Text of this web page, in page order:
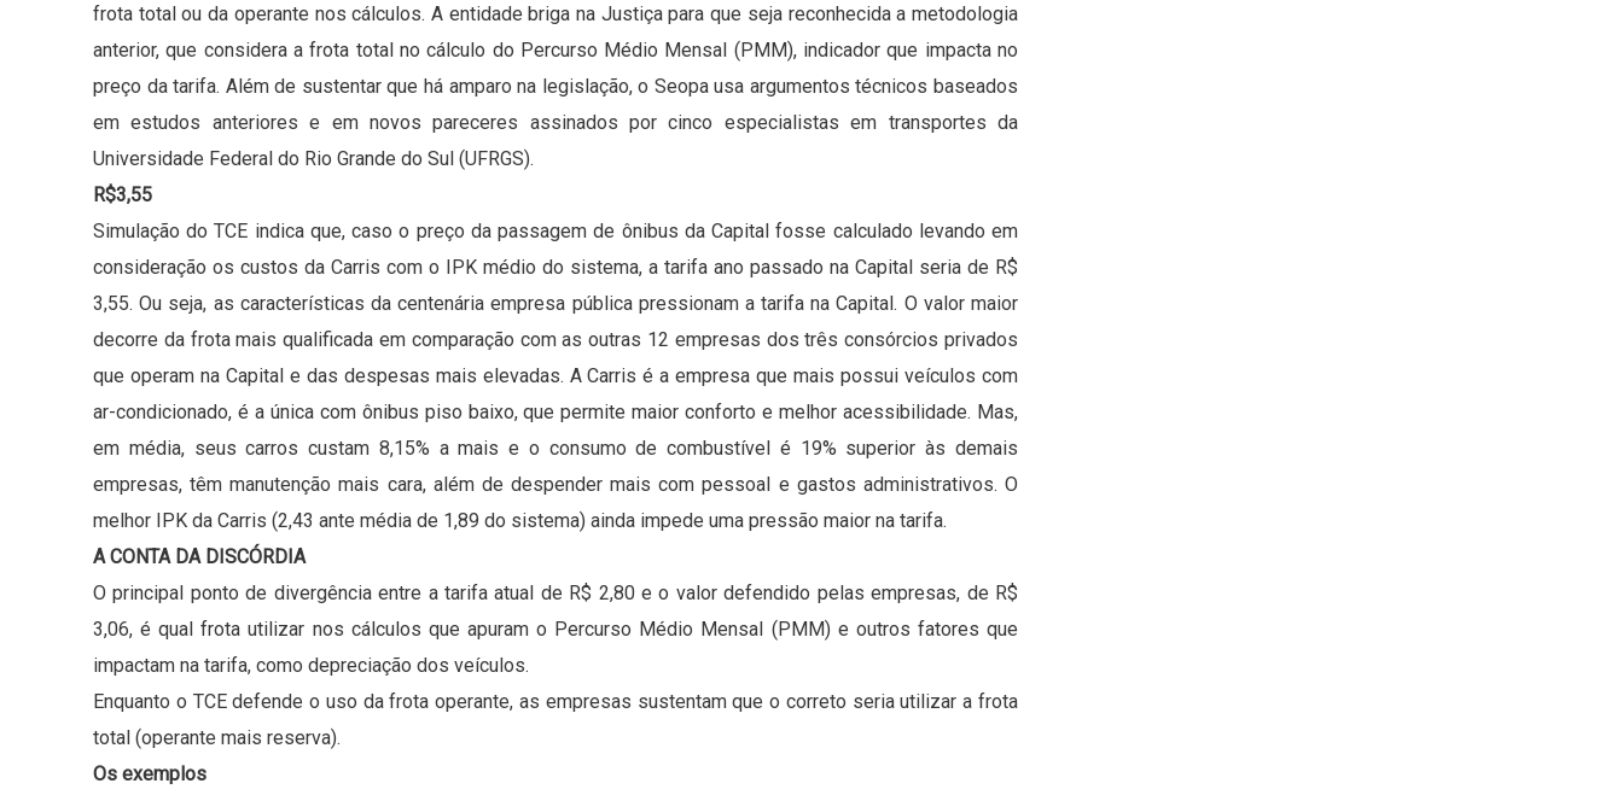
frota total ou da operante nos cálculos. A entidade briga na Justiça para que seja reconhecida a metodologia
anterior, que considera a frota total no cálculo do Percurso Médio Mensal (PMM), indicador que impacta no
preço da tarifa. Além de sustentar que há amparo na legislação, o Seopa usa argumentos técnicos baseados
em estudos anteriores e em novos pareceres assinados por cinco especialistas em transportes da
Universidade Federal do Rio Grande do Sul (UFRGS).
R$3,55
Simulação do TCE indica que, caso o preço da passagem de ônibus da Capital fosse calculado levando em
consideração os custos da Carris com o IPK médio do sistema, a tarifa ano passado na Capital seria de R$
3,55. Ou seja, as características da centenária empresa pública pressionam a tarifa na Capital. O valor maior
decorre da frota mais qualificada em comparação com as outras 12 empresas dos três consórcios privados
que operam na Capital e das despesas mais elevadas. A Carris é a empresa que mais possui veículos com
ar-condicionado, é a única com ônibus piso baixo, que permite maior conforto e melhor acessibilidade. Mas,
em média, seus carros custam 8,15% a mais e o consumo de combustível é 19% superior às demais
empresas, têm manutenção mais cara, além de despender mais com pessoal e gastos administrativos. O
melhor IPK da Carris (2,43 ante média de 1,89 do sistema) ainda impede uma pressão maior na tarifa.
A CONTA DA DISCÓRDIA
O principal ponto de divergência entre a tarifa atual de R$ 2,80 e o valor defendido pelas empresas, de R$
3,06, é qual frota utilizar nos cálculos que apuram o Percurso Médio Mensal (PMM) e outros fatores que
impactam na tarifa, como depreciação dos veículos.
Enquanto o TCE defende o uso da frota operante, as empresas sustentam que o correto seria utilizar a frota
total (operante mais reserva).
Os exemplos